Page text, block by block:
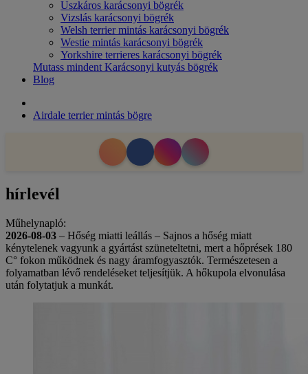
Uszkáros karácsonyi bögrék
Vizslás karácsonyi bögrék
Welsh terrier mintás karácsonyi bögrék
Westie mintás karácsonyi bögrék
Yorkshire terrieres karácsonyi bögrék
Mutass mindent Karácsonyi kutyás bögrék
Blog
Airdale terrier mintás bögre
hírlevél
Műhelynapló:
2026-08-03 – Hőség miatti leállás – Sajnos a hőség miatt
kénytelenek vagyunk a gyártást szüneteltetni, mert a hőprések 180
C° fokon működnek és nagy áramfogyasztók. Természetesen a
folyamatban lévő rendeléseket teljesítjük. A hőkupola elvonulása
után folytatjuk a munkát.